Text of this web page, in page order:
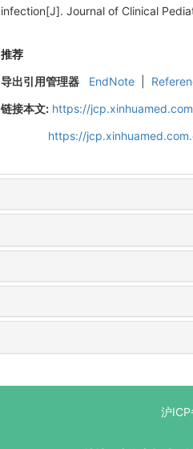
infection[J]. Journal of Clinical
推荐
导出引用管理器
EndNote
链接本文: https://
https://
沪